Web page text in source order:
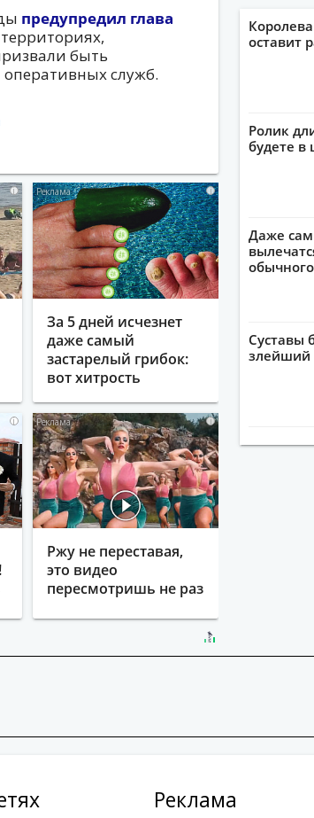
предупредил глава
быть
служб.
i i
За 5 дней исчезнет
даже самый
застарелый грибок:
вот хитрость
i i
Ржу не переставая,
это видео
пересмотришь не раз
оставит
Ролик
будете в
Даже
Суставы
злейший
Реклама